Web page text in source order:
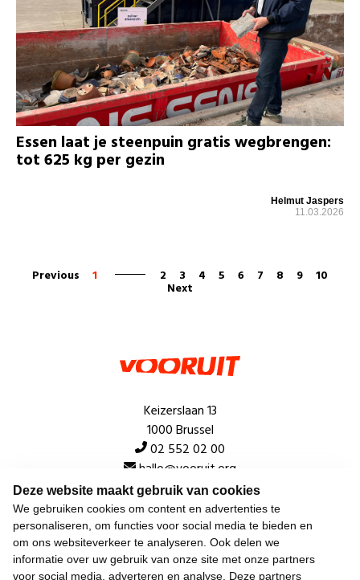
Deze website maakt gebruik van cookies
We gebruiken cookies om content en advertenties te
personaliseren, om functies voor social media te bieden en
om ons websiteverkeer te analyseren. Ook delen we
informatie over uw gebruik van onze site met onze partners
voor social media, adverteren en analyse. Deze partners
Essen laat je steenpuin gratis wegbrengen:
tot 625 kg per gezin
Helmut Jaspers
11.03.2026
Previous 1 2 3 4 5 6 7 8 9 10
Next
Keizerslaan 13
1000 Brussel
02 552 02 00
hallo@vooruit.org
Snel
Over de beweging